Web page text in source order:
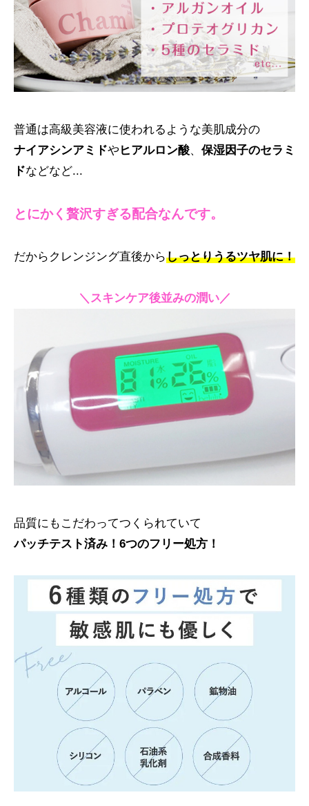
普通は高級美容液に使われるような美肌成分の
ナイアシンアミドやヒアルロン酸、 保湿因子のセラミ
ドなどなど...
とにかく贅沢すぎる配合なんです。
だからクレンジング直後からしっとりうるツヤ肌に！
＼スキンケア後並みの潤い／
品質にもこだわってつくられていて
パッチテスト済み！6つのフリー処方！